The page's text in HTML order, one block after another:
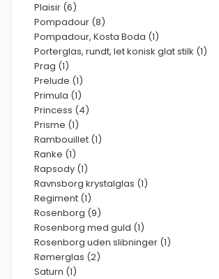
Plaisir (6)
Pompadour (8)
Pompadour, Kosta Boda (1)
Porterglas, rundt, let konisk glat stilk (1)
Prag (1)
Prelude (1)
Primula (1)
Princess (4)
Prisme (1)
Rambouillet (1)
Ranke (1)
Rapsody (1)
Ravnsborg krystalglas (1)
Regiment (1)
Rosenborg (9)
Rosenborg med guld (1)
Rosenborg uden slibninger (1)
Rømerglas (2)
Saturn (1)